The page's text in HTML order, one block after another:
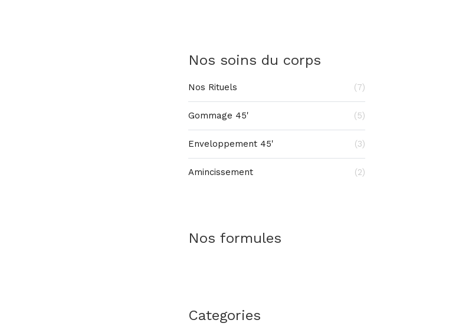
Nos soins du corps
Nos Rituels (7)
Gommage 45' (5)
Enveloppement 45' (3)
Amincissement (2)
Nos formules
Categories